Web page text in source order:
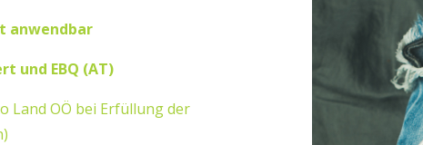
anwendbar
und EBQ (AT)
Land OÖ bei Erfüllung der